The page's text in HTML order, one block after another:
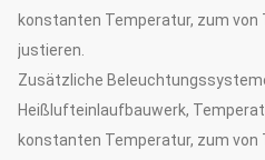
konstanten Temperatur, zum von
justieren.
Zusätzliche
Heißlufteinlaufbauwerk,
konstanten Temperatur, zum von